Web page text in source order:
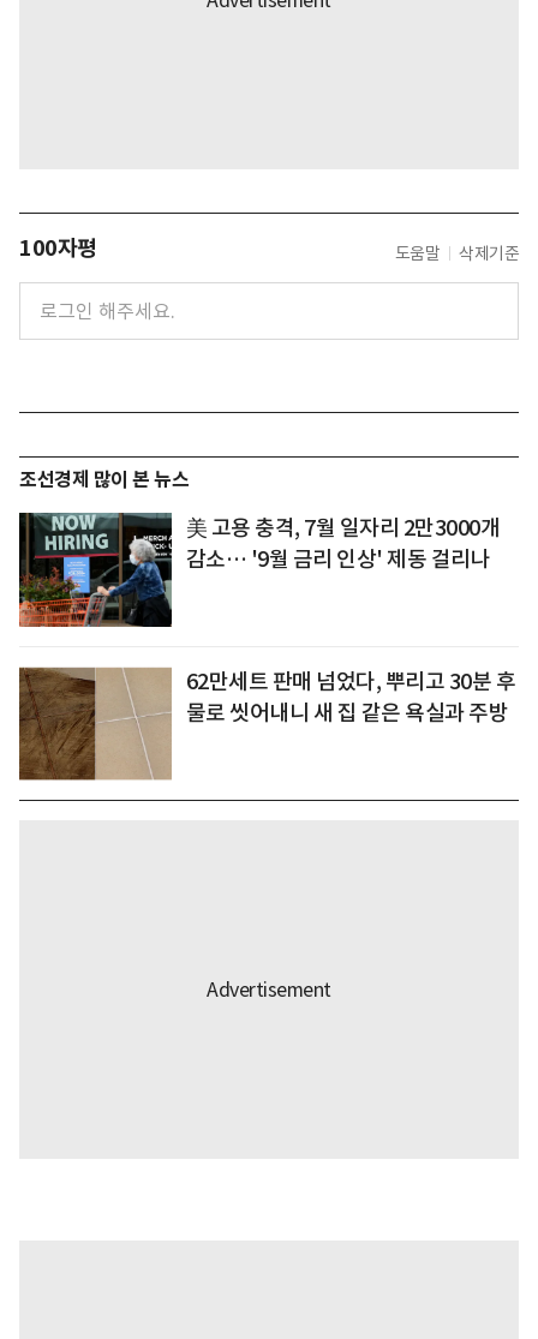
100자평 도움말 삭제기준
조선경제 많이 본 뉴스
美 고용 충격, 7월 일자리 2만3000개
감소… '9월 금리 인상' 제동 걸리나
62만세트 판매 넘었다, 뿌리고 30분 후
물로 씻어내니 새 집 같은 욕실과 주방